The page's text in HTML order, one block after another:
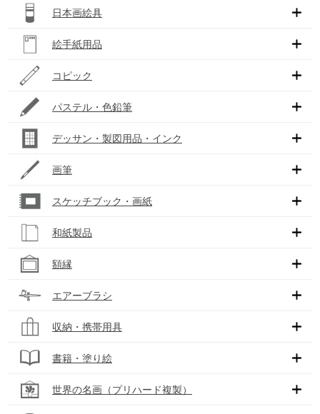
日本画絵具
絵手紙用品
コピック
パステル・色鉛筆
デッサン・製図用品・インク
画筆
スケッチブック・画紙
和紙製品
額縁
エアーブラシ
収納・携帯用具
書籍・塗り絵
世界の名画（プリハード複製）